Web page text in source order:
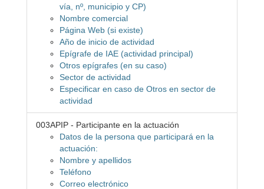
vía, nº, municipio y CP)
Nombre comercial
Página Web (si existe)
Año de inicio de actividad
Epígrafe de IAE (actividad principal)
Otros epígrafes (en su caso)
Sector de actividad
Especificar en caso de Otros en sector de
actividad
003APIP - Participante en la actuación
Datos de la persona que participará en la
actuación:
Nombre y apellidos
Teléfono
Correo electrónico